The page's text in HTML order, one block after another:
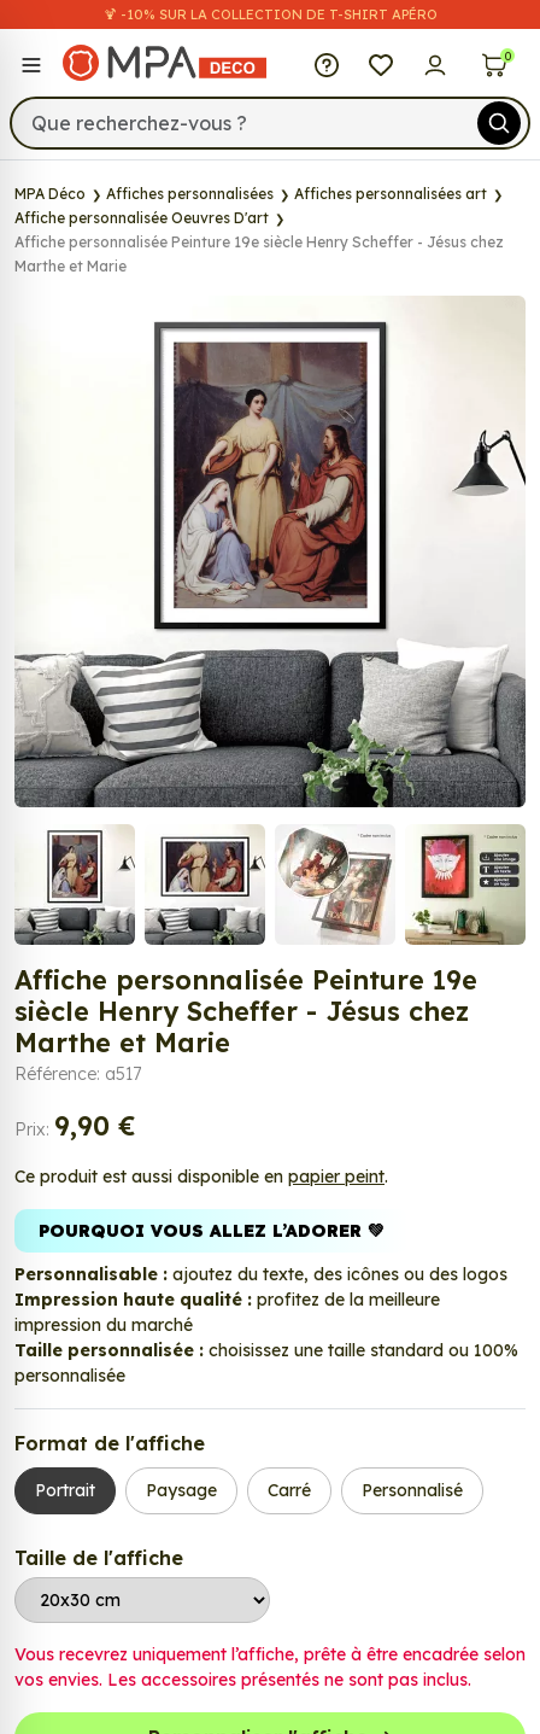
🍹 -10% SUR LA COLLECTION DE T-SHIRT APÉRO
MPA Déco 0
MPA Déco Affiches personnalisées
Affiches personnalisées art
Affiche personnalisée Oeuvres D'art
Affiche personnalisée Peinture 19e siècle Henry Scheffer - Jésus chez
Marthe et Marie
Affiche personnalisée Peinture 19e
siècle Henry Scheffer - Jésus chez
Marthe et Marie
Référence: a517
Prix: 9,90 €
Ce produit est aussi disponible en papier peint.
POURQUOI VOUS ALLEZ L’ADORER 💚
Personnalisable : ajoutez du texte, des icônes ou des logos
Impression haute qualité : profitez de la meilleure
impression du marché
Taille personnalisée : choisissez une taille standard ou 100%
personnalisée
Format de l'affiche
Portrait Paysage Carré Personnalisé
Taille de l'affiche
Vous recevrez uniquement l’affiche, prête à être encadrée selon
vos envies. Les accessoires présentés ne sont pas inclus.